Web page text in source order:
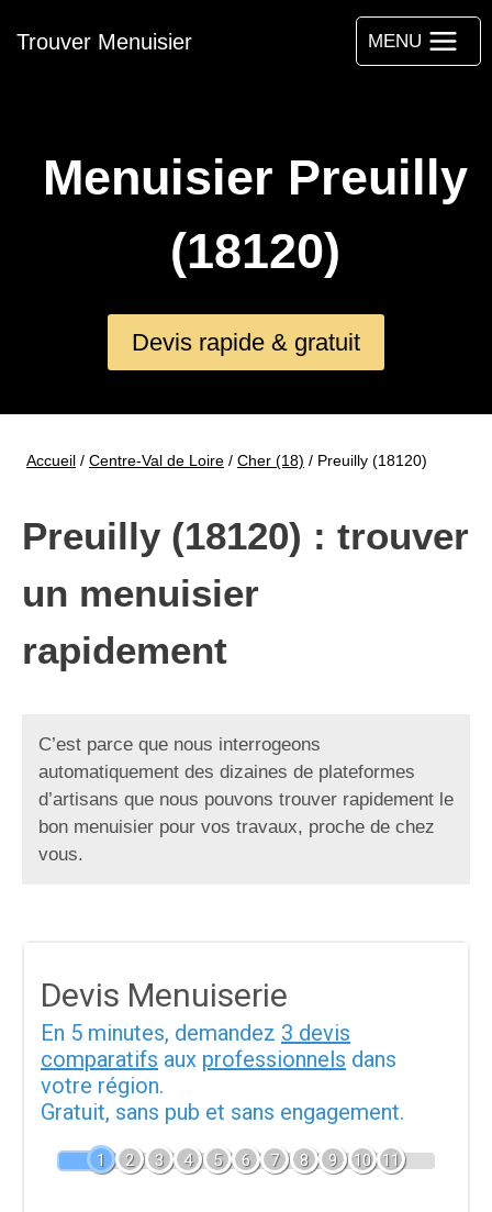
auTrouver Menuisier MENU
Menuisier Preuilly
(18120)
Devis rapide & gratuit
Accueil / Centre-Val de Loire / Cher (18) / Preuilly (18120)
Preuilly (18120) : trouver
un menuisier
rapidement
C’est parce que nous interrogeons
automatiquement des dizaines de plateformes
d’artisans que nous pouvons trouver rapidement le
bon menuisier pour vos travaux, proche de chez
vous.
Devis Menuiserie
En 5 minutes, demandez 3 devis
comparatifs aux professionnels dans
votre région.
Gratuit, sans pub et sans engagement.
1 2 3 4 5 6 7 8 9 10 11